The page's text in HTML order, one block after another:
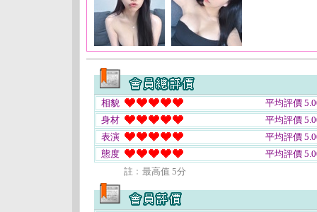
相貌
平均評價
身材
平均評價
表演
平均評價
態度
平均評價
註﹕最高值 5分